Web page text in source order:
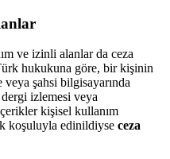
ve izinli alanlar da ceza
hukukuna göre, bir kişinin
şahsi bilgisayarında
izlemesi veya
kişisel kullanım
koşuluyla edinildiyse ceza